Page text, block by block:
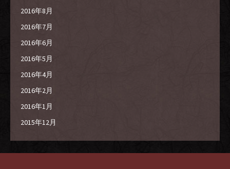
2016年8月
2016年7月
2016年6月
2016年5月
2016年4月
2016年2月
2016年1月
2015年12月